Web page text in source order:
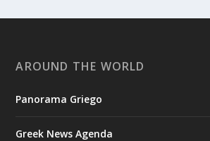
AROUND THE WORLD
Panorama Griego
Greek News Agenda